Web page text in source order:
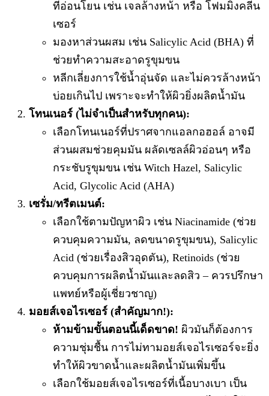
ที่อ่อนโยน เช่น เจลล้างหน้า หรือ โฟมมิ่งคลีน
เซอร์
มองหาส่วนผสม เช่น Salicylic Acid (BHA) ที่
ช่วยทำความสะอาดรูขุมขน
หลีกเลี่ยงการใช้น้ำอุ่นจัด และไม่ควรล้างหน้า
บ่อยเกินไป เพราะจะทำให้ผิวยิ่งผลิตน้ำมัน
โทนเนอร์ (ไม่จำเป็นสำหรับทุกคน):
เลือกโทนเนอร์ที่ปราศจากแอลกอฮอล์ อาจมี
ส่วนผสมช่วยคุมมัน ผลัดเซลล์ผิวอ่อนๆ หรือ
กระชับรูขุมขน เช่น Witch Hazel, Salicylic
Acid, Glycolic Acid (AHA)
เซรั่ม/ทรีตเมนต์:
เลือกใช้ตามปัญหาผิว เช่น Niacinamide (ช่วย
ควบคุมความมัน, ลดขนาดรูขุมขน), Salicylic
Acid (ช่วยเรื่องสิวอุดตัน), Retinoids (ช่วย
ควบคุมการผลิตน้ำมันและลดสิว – ควรปรึกษา
แพทย์หรือผู้เชี่ยวชาญ)
มอยส์เจอไรเซอร์ (สำคัญมาก!):
ห้ามข้ามขั้นตอนนี้เด็ดขาด! ผิวมันก็ต้องการ
ความชุ่มชื้น การไม่ทามอยส์เจอไรเซอร์จะยิ่ง
ทำให้ผิวขาดน้ำและผลิตน้ำมันเพิ่มขึ้น
เลือกใช้มอยส์เจอไรเซอร์ที่เนื้อบางเบา เป็น